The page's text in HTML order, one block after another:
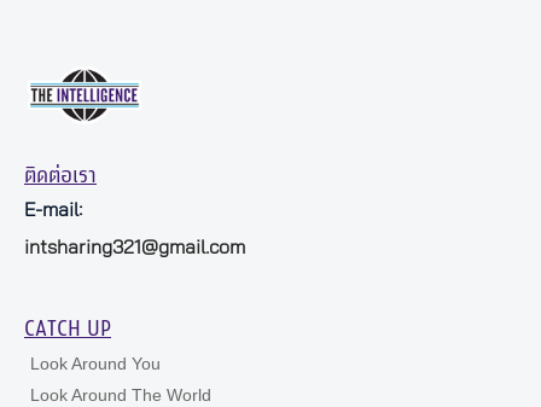
ติดต่อเรา
E-mail:
intsharing321@gmail.com
CATCH UP
Look Around You
Look Around The World